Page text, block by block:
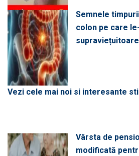
Semnele
colon pe care
Vezi cele mai noi si interesante
Vârsta de
modificată